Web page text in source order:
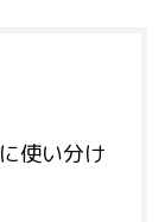
使い分け